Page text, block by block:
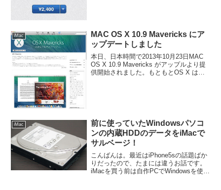
iMac
MAC OS X 10.9 Mavericks にア
ップデートしました
本日、日本時間で2013年10月23日MAC
OS X 10.9 Mavericks がアップルより提
供開始されました。もともとOS X は価
iMac
前に使っていたWindowsパソコ
ンの内蔵HDDのデータをiMacで
サルベージ！
こんばんは。最近はiPhone5sの話題ばか
りだったので、たまには違うお話です。
iMacを買う前は自作PCでWindowsを使っ